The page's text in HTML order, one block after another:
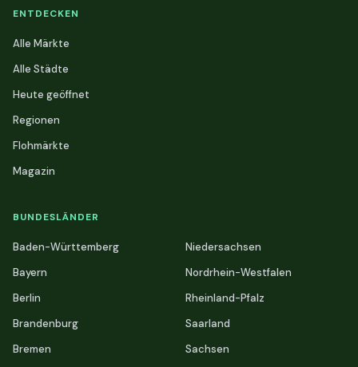
ENTDECKEN
Alle Märkte
Alle Städte
Heute geöffnet
Regionen
Flohmärkte
Magazin
BUNDESLÄNDER
Baden-Württemberg
Bayern
Berlin
Brandenburg
Bremen
Niedersachsen
Nordrhein-Westfalen
Rheinland-Pfalz
Saarland
Sachsen